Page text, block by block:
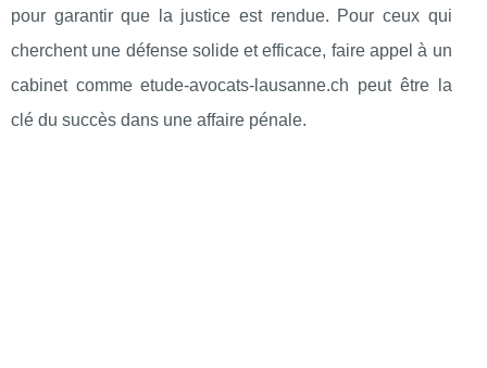
pour garantir que la justice est rendue. Pour ceux qui
cherchent une défense solide et efficace, faire appel à un
cabinet comme etude-avocats-lausanne.ch peut être la
clé du succès dans une affaire pénale.